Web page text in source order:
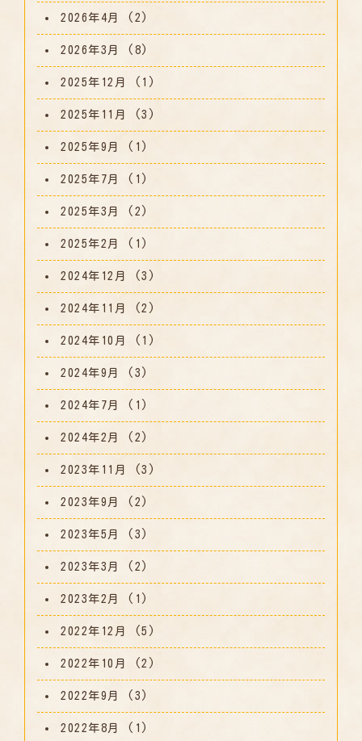
2026年4月 (2)
2026年3月 (8)
2025年12月 (1)
2025年11月 (3)
2025年9月 (1)
2025年7月 (1)
2025年3月 (2)
2025年2月 (1)
2024年12月 (3)
2024年11月 (2)
2024年10月 (1)
2024年9月 (3)
2024年7月 (1)
2024年2月 (2)
2023年11月 (3)
2023年9月 (2)
2023年5月 (3)
2023年3月 (2)
2023年2月 (1)
2022年12月 (5)
2022年10月 (2)
2022年9月 (3)
2022年8月 (1)